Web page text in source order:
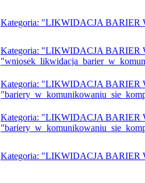
Kategoria: "LIKWIDACJA BARIER
Kategoria: "LIKWIDACJA BARIER
Kategoria: "LIKWIDACJA BARIER
Kategoria: "LIKWIDACJA BARIER
Kategoria: "LIKWIDACJA BARIER